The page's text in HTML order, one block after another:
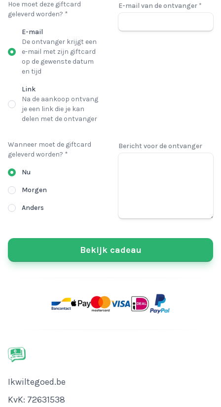
Hoe moet deze giftcard
geleverd worden? *
E-mail
De ontvanger krijgt een
e-mail met zijn giftcard
op de gewenste datum
en tijd
Link
Na de aankoop ontvang
je een link die je kan
delen met de ontvanger
E-mail van de ontvanger *
Wanneer moet de giftcard
geleverd worden? *
Nu
Morgen
Anders
Bericht voor de ontvanger
Bekijk cadeau
Bedrijfsnaam
Ikwiltegoed.be
KvK-nummer
KvK: 72631538